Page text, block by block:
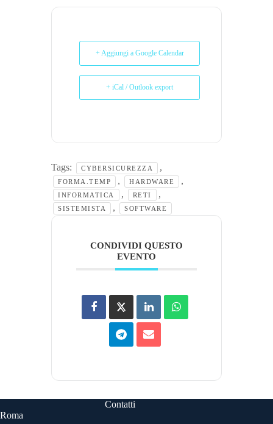
+ Aggiungi a Google Calendar
+ iCal / Outlook export
Tags: CYBERSICUREZZA ,
FORMA.TEMP , HARDWARE ,
INFORMATICA , RETI ,
SISTEMISTA , SOFTWARE
CONDIVIDI QUESTO
EVENTO
Contatti
Roma